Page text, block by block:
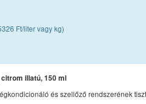
Ft/liter vagy kg)
illatú, 150 ml
és szellőző rendszerének